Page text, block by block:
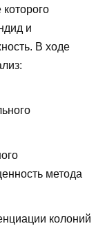
и
В ходе
метода
колоний